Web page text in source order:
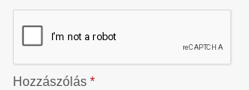
Hozzászólás *